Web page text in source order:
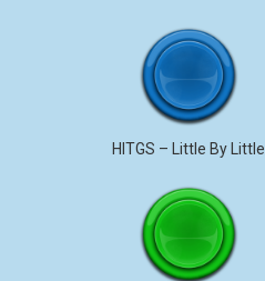
HITGS – Little By Little